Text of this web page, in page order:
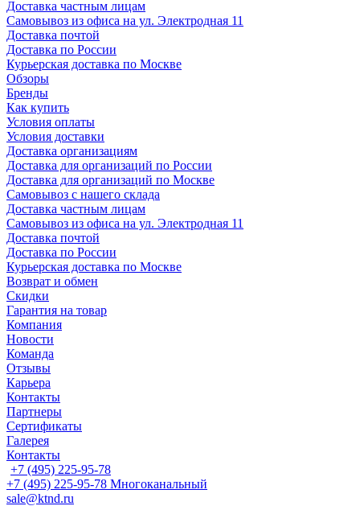
Доставка частным лицам
Самовывоз из офиса на ул. Электродная 11
Доставка почтой
Доставка по России
Курьерская доставка по Москве
Обзоры
Бренды
Как купить
Условия оплаты
Условия доставки
Доставка организациям
Доставка для организаций по России
Доставка для организаций по Москве
Самовывоз с нашего склада
Доставка частным лицам
Самовывоз из офиса на ул. Электродная 11
Доставка почтой
Доставка по России
Курьерская доставка по Москве
Возврат и обмен
Скидки
Гарантия на товар
Компания
Новости
Команда
Отзывы
Карьера
Контакты
Партнеры
Сертификаты
Галерея
Контакты
+7 (495) 225-95-78
+7 (495) 225-95-78 Многоканальный
sale@ktnd.ru